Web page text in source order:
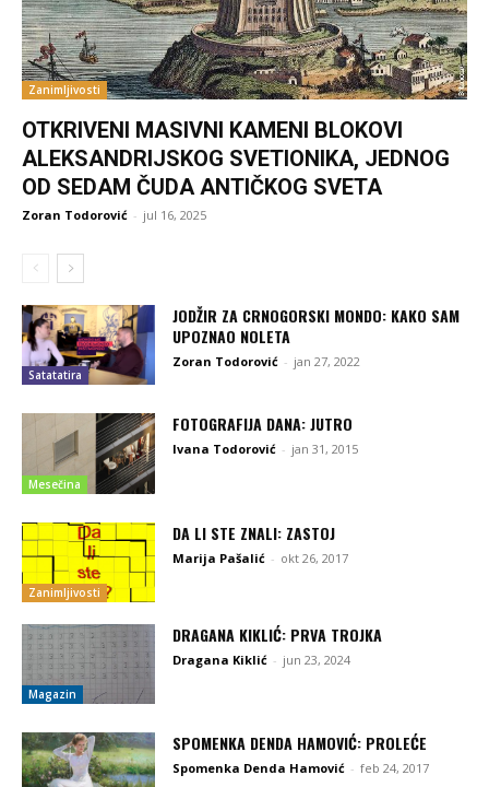
Zanimljivosti
OTKRIVENI MASIVNI KAMENI BLOKOVI
ALEKSANDRIJSKOG SVETIONIKA, JEDNOG
OD SEDAM ČUDA ANTIČKOG SVETA
Zoran Todorović - jul 16, 2025
Satatatira
JODŽIR ZA CRNOGORSKI MONDO: KAKO SAM
UPOZNAO NOLETA
Zoran Todorović - jan 27, 2022
Mesečina
FOTOGRAFIJA DANA: JUTRO
Ivana Todorović - jan 31, 2015
Zanimljivosti
DA LI STE ZNALI: ZASTOJ
Marija Pašalić - okt 26, 2017
Magazin
DRAGANA KIKLIĆ: PRVA TROJKA
Dragana Kiklić - jun 23, 2024
SPOMENKA DENDA HAMOVIĆ: PROLEĆE
Spomenka Denda Hamović - feb 24, 2017